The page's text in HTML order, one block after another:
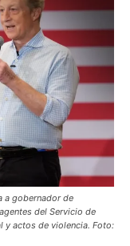
a gobernador de
del Servicio de
y actos de violencia. Foto: